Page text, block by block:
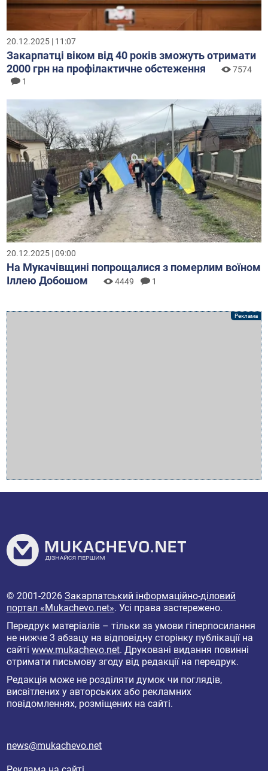
20.12.2025 | 11:07
Закарпатці віком від 40 років зможуть отримати
2000 грн на профілактичне обстеження
7574
1
20.12.2025 | 09:00
На Мукачівщині попрощалися з померлим воїном
Іллею Добошом
4449 1
© 2001-2026Закарпатський інформаційно-діловий
портал «Mukachevo.net». Усі права застережено.
Передрук матеріалів – тільки за умови гіперпосилання
не нижче 3 абзацу на відповідну сторінку публікації на
сайтіwww.mukachevo.net. Друковані видання повинні
отримати письмову згоду від редакції на передрук.
Редакція може не розділяти думок чи поглядів,
висвітлених у авторських або рекламних
повідомленнях, розміщених на сайті.
news@mukachevo.net